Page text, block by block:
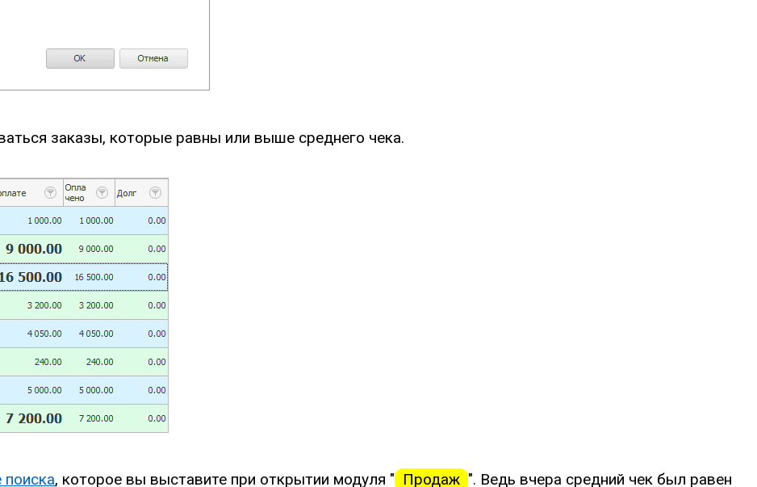
заказы, которые равны или выше среднего чека.
поиска, которое вы выставите при открытии модуля " Продаж ". Ведь вчера средний чек был равен